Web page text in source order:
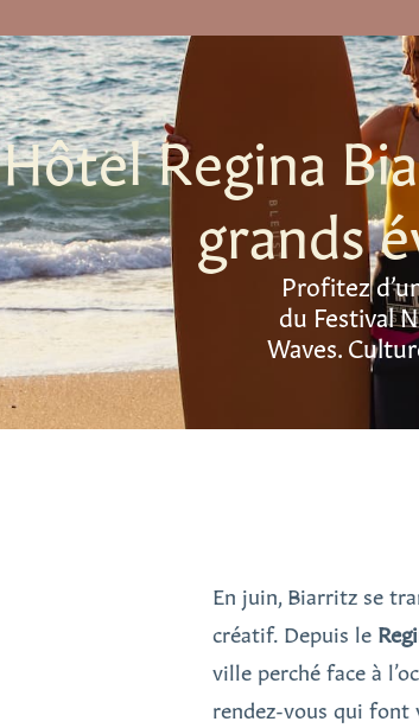
Hôtel Regina
grands
Profitez
du Festival
Waves.
En juin, Biarritz se
créatif. Depuis le
ville perché face à
rendez-vous qui font